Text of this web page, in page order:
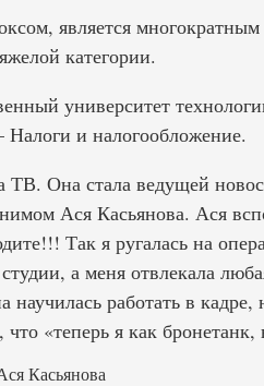
является
категории.
университет
и налогообложение.
Она стала ведущей
Ася Касьянова. Ася
Так я ругалась на
а меня отвлекала
работать в
«теперь я как